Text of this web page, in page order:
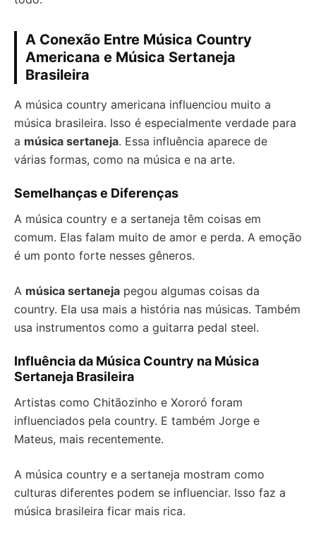
A Conexão Entre Música Country
Americana e Música Sertaneja
Brasileira
A música country americana influenciou muito a
música brasileira. Isso é especialmente verdade para
a música sertaneja. Essa influência aparece de
várias formas, como na música e na arte.
Semelhanças e Diferenças
A música country e a sertaneja têm coisas em
comum. Elas falam muito de amor e perda. A emoção
é um ponto forte nesses gêneros.
A música sertaneja pegou algumas coisas da
country. Ela usa mais a história nas músicas. Também
usa instrumentos como a guitarra pedal steel.
Influência da Música Country na Música
Sertaneja Brasileira
Artistas como Chitãozinho e Xororó foram
influenciados pela country. E também Jorge e
Mateus, mais recentemente.
A música country e a sertaneja mostram como
culturas diferentes podem se influenciar. Isso faz a
música brasileira ficar mais rica.